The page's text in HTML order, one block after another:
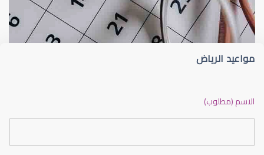
مواعيد الرياض
الاسم (مطلوب)